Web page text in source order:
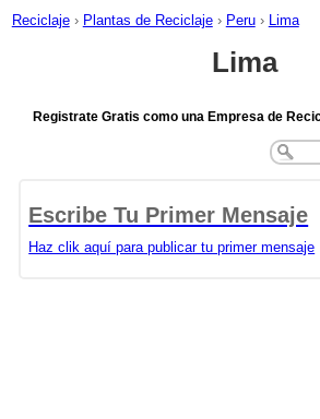
Reciclaje › Plantas de Reciclaje › Peru › Lima
Lima
Registrate Gratis como una Empresa de
Escribe Tu Primer Mensaje
Haz clik aquí para publicar tu primer mensaje